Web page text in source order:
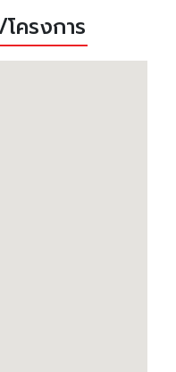
ครงการ